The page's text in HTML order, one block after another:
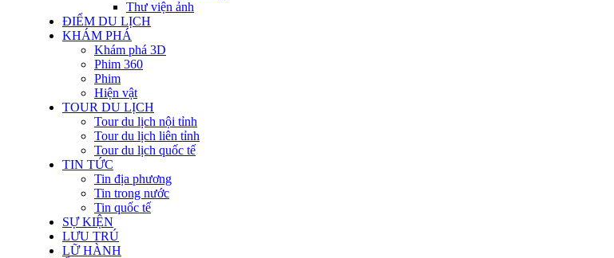
Thư viện ảnh
ĐIỂM DU LỊCH
KHÁM PHÁ
Khám phá 3D
Phim 360
Phim
Hiện vật
TOUR DU LỊCH
Tour du lịch nội tỉnh
Tour du lịch liên tỉnh
Tour du lịch quốc tế
TIN TỨC
Tin địa phương
Tin trong nước
Tin quốc tế
SỰ KIỆN
LƯU TRÚ
LỮ HÀNH